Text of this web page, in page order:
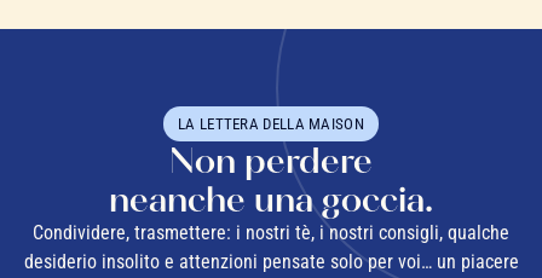
LA LETTERA DELLA MAISON
Non perdere
neanche una goccia.
Condividere, trasmettere: i nostri tè, i nostri consigli, qualche
desiderio insolito e attenzioni pensate solo per voi… un piacere